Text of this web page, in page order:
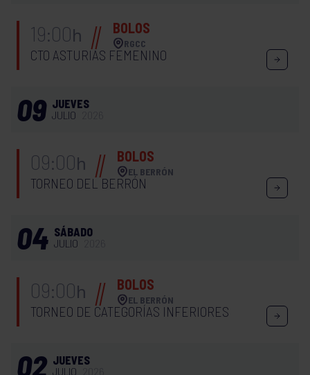
19:00h BOLOS
RGCC
CTO ASTURIAS FEMENINO
09 JUEVES
JULIO
09:00h BOLOS
EL BERRÓN
TORNEO DEL BERRÓN
04 SÁBADO
JULIO
09:00h BOLOS
EL BERRÓN
TORNEO DE CATEGORÍAS INFERIORES
02 JUEVES
JULIO